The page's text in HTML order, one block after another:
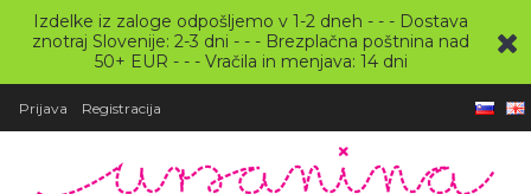
Izdelke iz zaloge odpošljemo v 1-2 dneh - - - Dostava
znotraj Slovenije: 2-3 dni - - - Brezplačna poštnina nad
50+ EUR - - - Vračila in menjava: 14 dni
Prijava Registracija